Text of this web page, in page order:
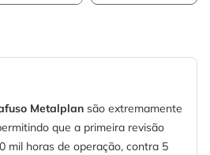
Metalplan são extremamente
que a primeira revisão
mil horas de operação, contra 5